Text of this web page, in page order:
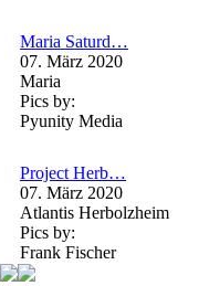
Maria Saturd…
07. März 2020
Maria
Pics by:
Pyunity Media
Project Herb…
07. März 2020
Atlantis Herbolzheim
Pics by:
Frank Fischer